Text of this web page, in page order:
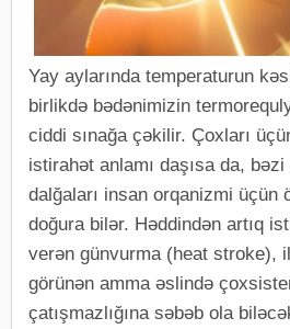
Yay aylarında temperaturun
birlikdə bədənimizin
ciddi sınağa çəkilir. Çoxları
istirahət anlamı daşısa da,
dalğaları insan orqanizmi üçün
doğura bilər. Həddindən artıq
verən günvurma (heat stroke),
görünən amma əslində
çatışmazlığına səbəb ola